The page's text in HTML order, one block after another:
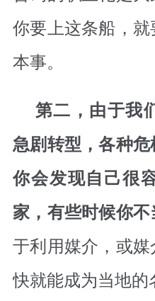
你要上这条船，
本事。
第二，由于我
急剧转型，各种危
你会发现自己很
家，有些时候你
于利用媒介，或
快就能成为当地的